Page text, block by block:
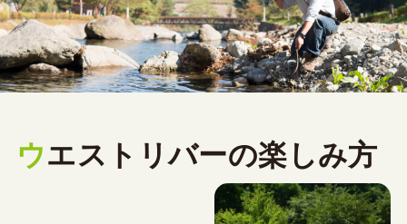
ウエストリバーの楽しみ方